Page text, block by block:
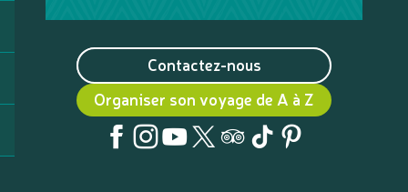
Contactez-nous
Organiser son voyage de A à Z